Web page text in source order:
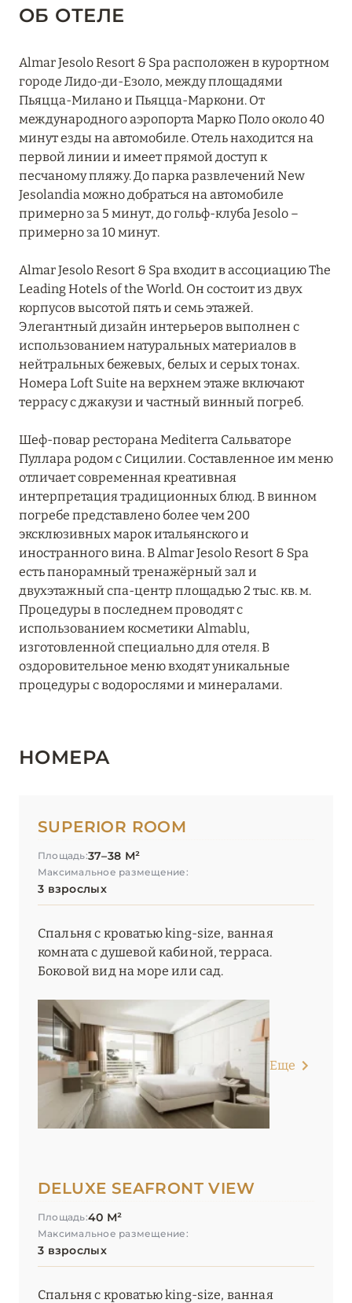
ВИЧЕНЦА
КОРТИНА Д'АМПЕЦЦО
ЛИДО-ДИ-ЕЗОЛО 0
МОНТЕГРОТТО
КАМПАНИЯ
ЛАЦИО
ЛИГУРИЯ
ПЬЕМОНТ 3
САРДИНИЯ
СИЦИЛИЯ
ТОСКАНА 29
ТРЕНТИНО-АЛЬТО-
АДИДЖЕ
ФРИУЛИ-ВЕНЕЦИЯ-
ЭМИЛИЯ-РОМАНЬЯ
ОБ ОТЕЛЕ
Almar Jesolo Resort & Spa расположен в курортном
городе Лидо-ди-Езоло, между площадями
Пьяцца-Милано и Пьяцца-Маркони. От
международного аэропорта Марко Поло около 40
минут езды на автомобиле. Отель находится на
первой линии и имеет прямой доступ к
песчаному пляжу. До парка развлечений New
Jesolandia можно добраться на автомобиле
примерно за 5 минут, до гольф-клуба Jesolo –
примерно за 10 минут.
Almar Jesolo Resort & Spa входит в ассоциацию The
Leading Hotels of the World. Он состоит из двух
корпусов высотой пять и семь этажей.
Элегантный дизайн интерьеров выполнен с
использованием натуральных материалов в
нейтральных бежевых, белых и серых тонах.
Номера Loft Suite на верхнем этаже включают
террасу с джакузи и частный винный погреб.
Шеф-повар ресторана Mediterra Сальваторе
Пуллара родом с Сицилии. Составленное им меню
отличает современная креативная
интерпретация традиционных блюд. В винном
погребе представлено более чем 200
эксклюзивных марок итальянского и
иностранного вина. В Almar Jesolo Resort & Spa
есть панорамный тренажёрный зал и
двухэтажный спа-центр площадью 2 тыс. кв. м.
Процедуры в последнем проводят с
использованием косметики Almablu,
изготовленной специально для отеля. В
оздоровительное меню входят уникальные
процедуры с водорослями и минералами.
НОМЕРА
SUPERIOR ROOM
Площадь:37–38 М²
Максимальное размещение:
3 взрослых
Спальня с кроватью king-size, ванная
комната с душевой кабиной, терраса.
Боковой вид на море или сад.
Еще
DELUXE SEAFRONT VIEW
Площадь:40 М²
Максимальное размещение:
3 взрослых
Спальня с кроватью king-size, ванная